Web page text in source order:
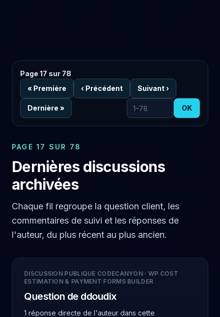
Page 17 sur 78
« Première ‹ Précédent Suivant›
Dernière »
Aller à la page
OK
PAGE 17 SUR 78
Dernières discussions
archivées
Chaque fil regroupe la question client, les
commentaires de suivi et les réponses de
l'auteur, du plus récent au plus ancien.
DISCUSSION PUBLIQUE CODECANYON · WP COST
ESTIMATION & PAYMENT FORMS BUILDER
Question de ddoudix
1 réponse directe de l'auteur dans cette